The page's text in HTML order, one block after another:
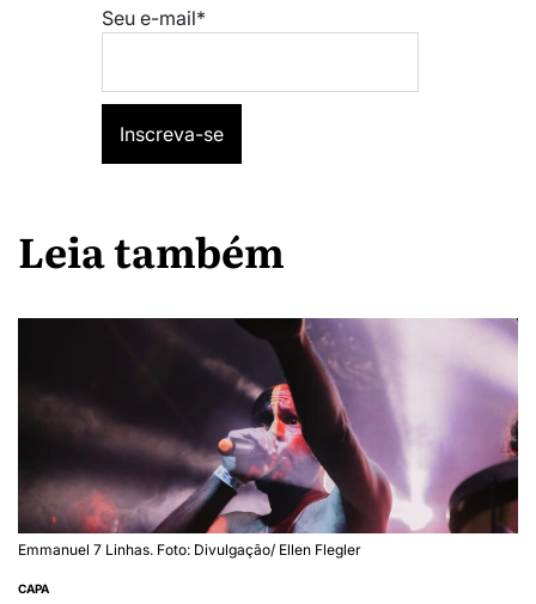
Seu e-mail*
Leia também
Emmanuel 7 Linhas. Foto: Divulgação/ Ellen Flegler
CAPA